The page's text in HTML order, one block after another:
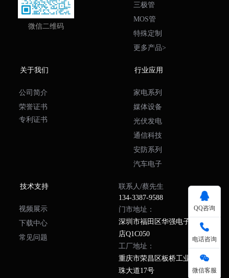
微信二维码
三极管
MOS管
特殊定制
更多产品>
关于我们
公司简介
荣誉证书
专利证书
行业应用
家电系列
媒体设备
光伏发电
通信科技
安防系列
汽车电子
技术支持
视频展示
下载中心
常见问题
联系人/蔡先生
134-3387-9588
门市地址：
深圳市福田区华强电子世界二
店Q1C050
工厂地址：
重庆市荣昌区板桥工业园区明
珠大道17号
QQ咨询
电话咨询
微信客服